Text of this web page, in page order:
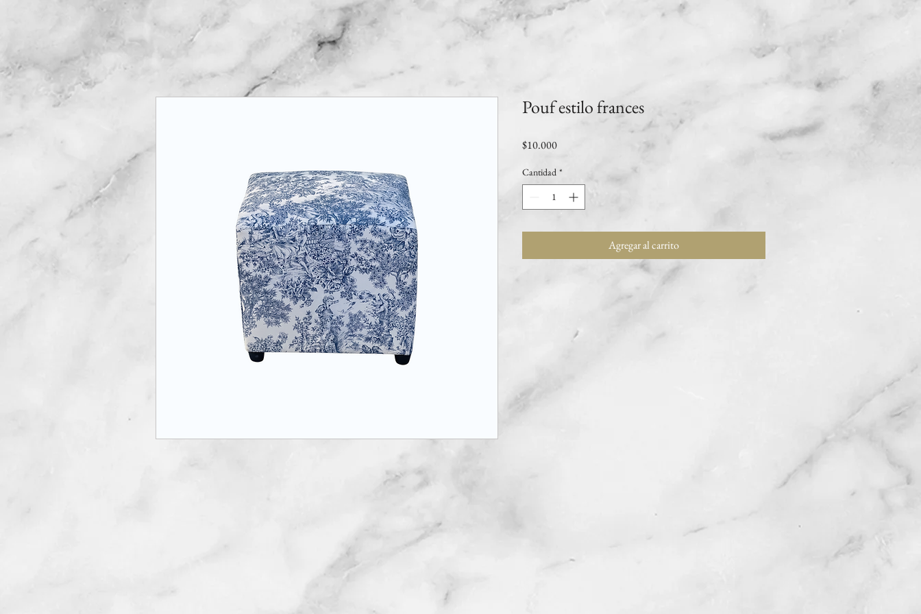
Pouf estilo frances
$10.000Precio
Cantidad *
Agregar al carrito